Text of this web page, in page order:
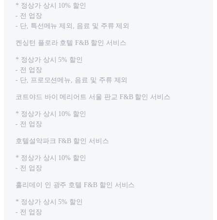
* 정상가 상시 10% 할인
- 전 업장
- 단, 특선메뉴 제외, 음료 및 주류 제외
켄싱턴 플로라 호텔 F&B 할인 서비스
* 정상가 상시 5% 할인
- 전 업장
- 단, 프로모션메뉴, 음료 및 주류 제외
코트야드 바이 메리어트 서울 판교 F&B 할인 서비스
* 정상가 상시 10% 할인
- 전 업장
호텔설악파크 F&B 할인 서비스
* 정상가 상시 10% 할인
- 전 업장
홀리데이 인 광주 호텔 F&B 할인 서비스
* 정상가 상시 5% 할인
- 전 업장